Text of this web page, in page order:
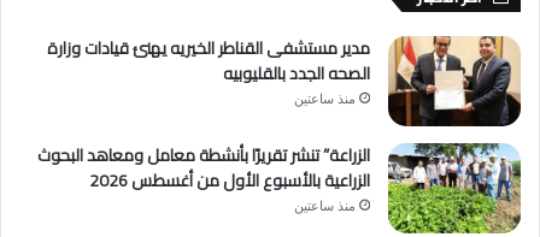
مدير مستشفى القناطر الخيريه يهنئ قيادات وزارة
الصحه الجدد بالقليوبيه
منذ ساعتين
الزراعة” تنشر تقريرًا بأنشطة معامل ومعاهد البحوث
الزراعية بالأسبوع الأول من أغسطس 2026
منذ ساعتين